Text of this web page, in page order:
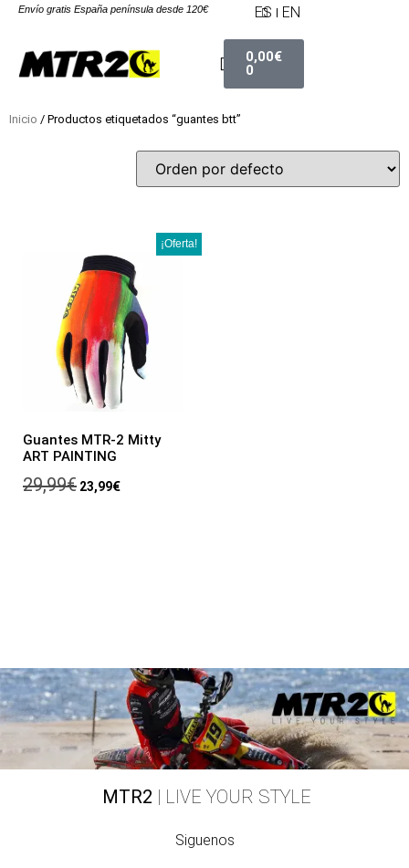
Envío gratis España península desde 120€ ES EN
0,00€
0
Inicio / Productos etiquetados “guantes btt”
¡Oferta!
Guantes MTR-2 Mitty
ART PAINTING
29,99€ 23,99€
MTR2 | LIVE YOUR STYLE
Siguenos